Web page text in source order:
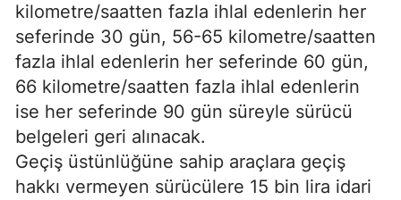
kilometre/saatten fazla ihlal edenlerin her
seferinde 30 gün, 56-65 kilometre/saatten
fazla ihlal edenlerin her seferinde 60 gün,
66 kilometre/saatten fazla ihlal edenlerin
ise her seferinde 90 gün süreyle sürücü
belgeleri geri alınacak.
Geçiş üstünlüğüne sahip araçlara geçiş
hakkı vermeyen sürücülere 15 bin lira idari